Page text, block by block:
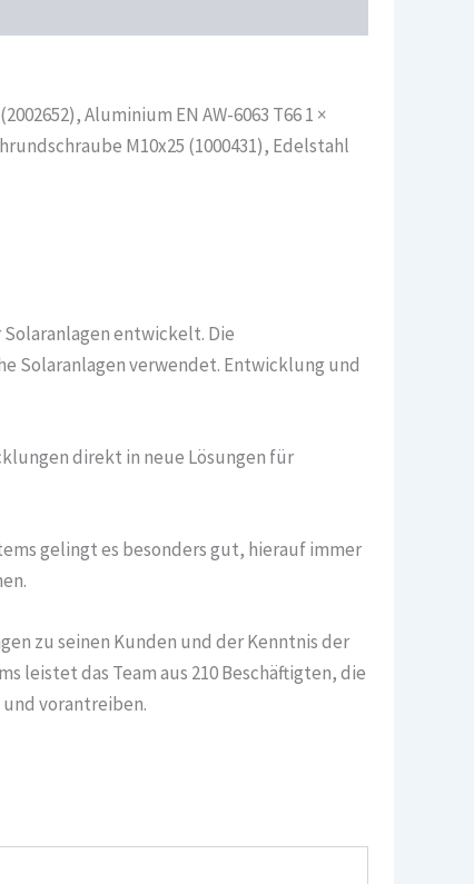
Aluminium EN AW-6063 T66 1 ×
M10x25 (1000431), Edelstahl
entwickelt. Die
Solaranlagen verwendet. Entwicklung und
direkt in neue Lösungen für
gelingt es besonders gut, hierauf immer
zu seinen Kunden und der Kenntnis der
leistet das Team aus 210 Beschäftigten, die
vorantreiben.